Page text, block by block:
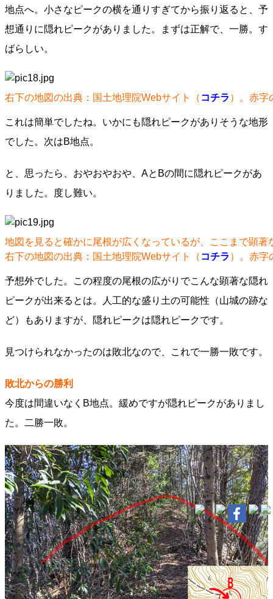
地点へ。小さなピークの横を通りすぎてから振り返ると、予
想通りに隠れピークがありました。まずは正解で、一勝。す
ばらしい。
右下の地図の出典：国土地理院Webサイト（ コチラ ）。赤字
これは簡単でしたね。いかにも隠れピークがありそうな地形
でした。次はB地点。
と、思ったら、おやおやおや、AとBの間に隠れピークがあ
りました。度し難い。
地図を見ると確かに尾根が広くなっているが、ここまで顕著
右下の地図の出典：国土地理院Webサイト（ コチラ ）。赤字
予想外でした。この程度の尾根の広がりでこんな顕著な隠れ
ピークが出来るとは。人工的な盛り土の可能性（山城の跡な
ど）もありますが、隠れピークは隠れピークです。
見つけられなかったのは敗北なので、これで一勝一敗です。
敗北からの勝利
今度は間違いなくB地点。緩めですが隠れピークがありまし
た。二勝一敗。